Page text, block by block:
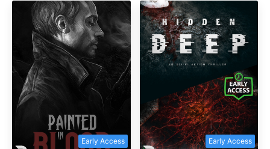
Early Access Early Access